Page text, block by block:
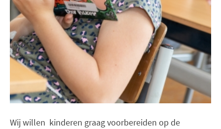
Wij willen kinderen graag voorbereiden op de